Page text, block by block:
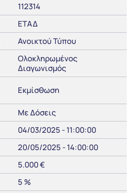
112314
ΕΤΑΔ
Ανοικτού Τύπου
Ολοκληρωμένος
Διαγωνισμός
Εκμίσθωση
Με Δόσεις
04/03/2025 - 11:00:00
20/05/2025 - 14:00:00
5.000 €
5 %